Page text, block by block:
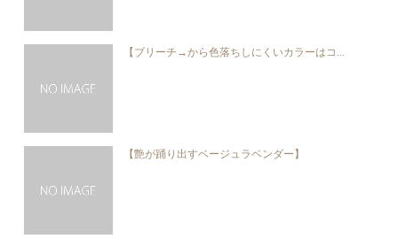
【ブリーチ→から色落ちしにくいカラーはコ...
【艶が踊り出すベージュラベンダー】